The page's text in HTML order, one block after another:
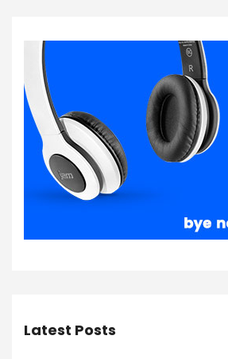
Latest Posts